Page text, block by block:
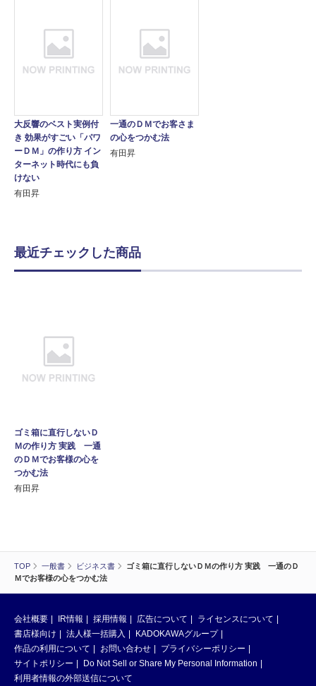
TOP 一般書 ビジネス書
ゴミ箱に直行しないＤＭの作り方 実践 一通のＤ
Ｍでお客様の心をつかむ法
大反響のベスト実例付
き 効果がすごい「パワ
ーＤＭ」の作り方 イン
ターネット時代にも負
けない
有田昇
一通のＤＭでお客さま
の心をつかむ法
有田昇
最近チェックした商品
ゴミ箱に直行しないＤ
Ｍの作り方 実践 一通
のＤＭでお客様の心を
つかむ法
有田昇
会社概要 IR情報 採用情報 広告について
ライセンスについて
書店様向け
法人様一括購入
KADOKAWAグループ
作品の利用について
お問い合わせ
プライバシーポリシー
サイトポリシー
Do Not Sell or Share My Personal Information
利用者情報の外部送信について